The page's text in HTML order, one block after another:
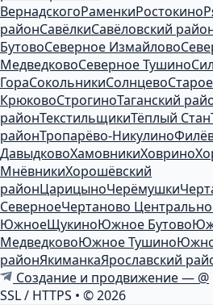
ВернадскогоРаменкиРостокино
районСавёлкиСавёловский
БутовоСеверное Измайлово
МедведковоСеверное Тушино
ГораСокольникиСолнцевоСтарое
КрюковоСтрогиноТаганский
районТекстильщикиТёплый Стан
районТропарёво-Никулино
ДавыдковоХамовникиХоврино
МнёвникиХорошёвский
районЦарицыноЧерёмушки
СеверноеЧертаново
ЮжноеЩукиноЮжное Бутово
МедведковоЮжное Тушино
районЯкиманкаЯрославский
Создание и продвижение — @
SSL / HTTPS • © 2026